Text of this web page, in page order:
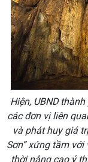
Hiện, UBND
các đơn vị liên
và phát huy giá
Sơn” xứng tầm
thời nâng cao ý